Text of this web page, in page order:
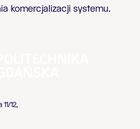
komercjalizacji systemu.
12,